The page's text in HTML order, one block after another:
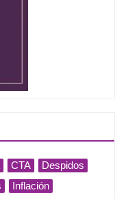
CTA
Despidos
Inflación